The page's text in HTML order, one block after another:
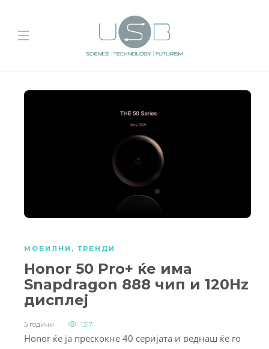
МОБИЛНИ , ТРЕНДИ
Honor 50 Pro+ ќе има
Snapdragon 888 чип и 120Hz
дисплеј
5 години 1317
Honor ќе ја прескокне 40 серијата и веднаш ќе го